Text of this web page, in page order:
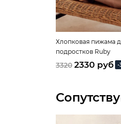
Хлопковая пижама
подростков Ruby
3320 2330 руб -